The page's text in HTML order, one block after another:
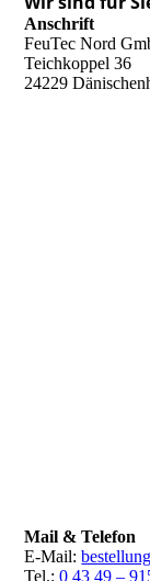
Anschrift
FeuTec Nord
Teichkoppel 36
24229
Mail & Telefon
E-Mail:
Tel.:0 43 49 –